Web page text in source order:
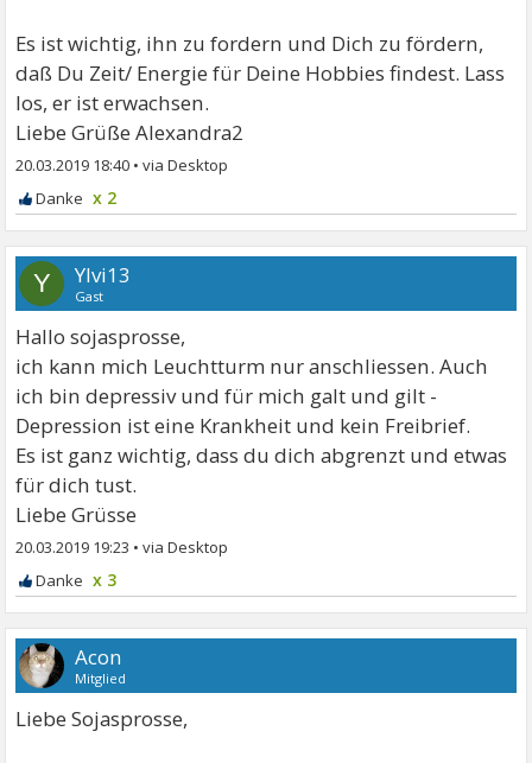
Es ist wichtig, ihn zu fordern und Dich zu fördern,
daß Du Zeit/ Energie für Deine Hobbies findest. Lass
los, er ist erwachsen.
Liebe Grüße Alexandra2
20.03.2019 18:40 •
x 2
Y Ylvi13
Gast
Hallo sojasprosse,
ich kann mich Leuchtturm nur anschliessen. Auch
ich bin depressiv und für mich galt und gilt -
Depression ist eine Krankheit und kein Freibrief.
Es ist ganz wichtig, dass du dich abgrenzt und etwas
für dich tust.
Liebe Grüsse
20.03.2019 19:23 •
x 3
Acon
Mitglied
Liebe Sojasprosse,